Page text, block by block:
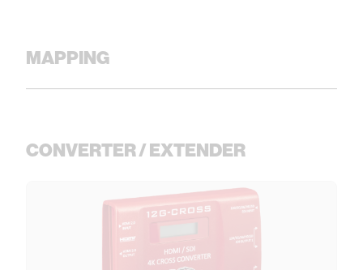
MAPPING
CONVERTER / EXTENDER